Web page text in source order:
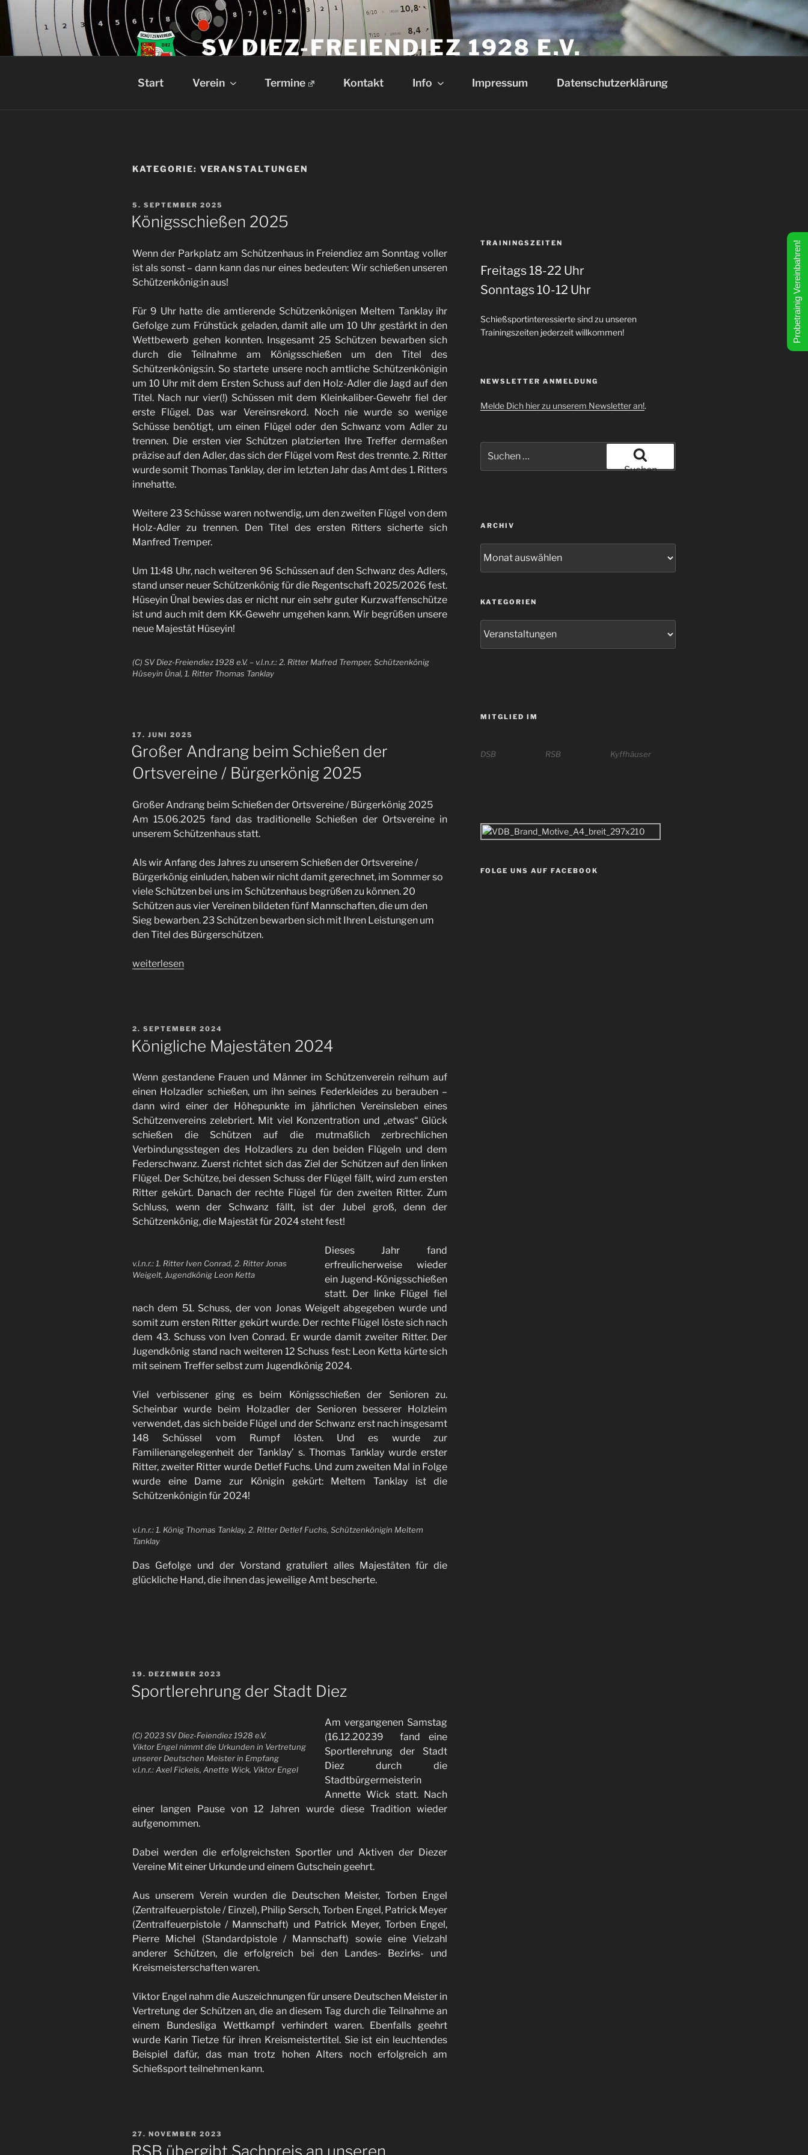
Zum
Inhalt
springen
SV DIEZ-FREIENDIEZ 1928 E.V.
Start Verein Termine Kontakt Info Impressum Datenschutzerklärung
KATEGORIE: VERANSTALTUNGEN
VERÖFFENTLICHT
AM
5. SEPTEMBER 2025
Königsschießen 2025
Wenn der Parkplatz am Schützenhaus in Freiendiez am Sonntag voller
ist als sonst – dann kann das nur eines bedeuten: Wir schießen unseren
Schützenkönig:in aus!
Für 9 Uhr hatte die amtierende Schützenkönigen Meltem Tanklay ihr
Gefolge zum Frühstück geladen, damit alle um 10 Uhr gestärkt in den
Wettbewerb gehen konnten. Insgesamt 25 Schützen bewarben sich
durch die Teilnahme am Königsschießen um den Titel des
Schützenkönigs:in. So startete unsere noch amtliche Schützenkönigin
um 10 Uhr mit dem Ersten Schuss auf den Holz-Adler die Jagd auf den
Titel. Nach nur vier(!) Schüssen mit dem Kleinkaliber-Gewehr fiel der
erste Flügel. Das war Vereinsrekord. Noch nie wurde so wenige
Schüsse benötigt, um einen Flügel oder den Schwanz vom Adler zu
trennen. Die ersten vier Schützen platzierten Ihre Treffer dermaßen
präzise auf den Adler, das sich der Flügel vom Rest des trennte. 2. Ritter
wurde somit Thomas Tanklay, der im letzten Jahr das Amt des 1. Ritters
innehatte.
Weitere 23 Schüsse waren notwendig, um den zweiten Flügel von dem
Holz-Adler zu trennen. Den Titel des ersten Ritters sicherte sich
Manfred Tremper.
Um 11:48 Uhr, nach weiteren 96 Schüssen auf den Schwanz des Adlers,
stand unser neuer Schützenkönig für die Regentschaft 2025/2026 fest.
Hüseyin Ünal bewies das er nicht nur ein sehr guter Kurzwaffenschütze
ist und auch mit dem KK-Gewehr umgehen kann. Wir begrüßen unsere
neue Majestät Hüseyin!
(C) SV Diez-Freiendiez 1928 e.V. – v.l.n.r.: 2. Ritter Mafred Tremper, Schützenkönig
Hüseyin Ünal, 1. Ritter Thomas Tanklay
VERÖFFENTLICHT
AM
17. JUNI 2025
Großer Andrang beim Schießen der
Ortsvereine / Bürgerkönig 2025
Großer Andrang beim Schießen der Ortsvereine / Bürgerkönig 2025
Am 15.06.2025 fand das traditionelle Schießen der Ortsvereine in
unserem Schützenhaus statt.
Als wir Anfang des Jahres zu unserem Schießen der Ortsvereine /
Bürgerkönig einluden, haben wir nicht damit gerechnet, im Sommer so
viele Schützen bei uns im Schützenhaus begrüßen zu können. 20
Schützen aus vier Vereinen bildeten fünf Mannschaften, die um den
Sieg bewarben. 23 Schützen bewarben sich mit Ihren Leistungen um
den Titel des Bürgerschützen.
„Großer
Ortsvereine
/
2025“
weiterlesen
VERÖFFENTLICHT
AM
2. SEPTEMBER 2024
Königliche Majestäten 2024
Wenn gestandene Frauen und Männer im Schützenverein reihum auf
einen Holzadler schießen, um ihn seines Federkleides zu berauben –
dann wird einer der Höhepunkte im jährlichen Vereinsleben eines
Schützenvereins zelebriert. Mit viel Konzentration und „etwas“ Glück
schießen die Schützen auf die mutmaßlich zerbrechlichen
Verbindungsstegen des Holzadlers zu den beiden Flügeln und dem
Federschwanz. Zuerst richtet sich das Ziel der Schützen auf den linken
Flügel. Der Schütze, bei dessen Schuss der Flügel fällt, wird zum ersten
Ritter gekürt. Danach der rechte Flügel für den zweiten Ritter. Zum
Schluss, wenn der Schwanz fällt, ist der Jubel groß, denn der
Schützenkönig, die Majestät für 2024 steht fest!
v.l.n.r.: 1. Ritter Iven Conrad, 2. Ritter Jonas
Weigelt, Jugendkönig Leon Ketta
Dieses Jahr fand
erfreulicherweise wieder
ein Jugend-Königsschießen
statt. Der linke Flügel fiel
nach dem 51. Schuss, der von Jonas Weigelt abgegeben wurde und
somit zum ersten Ritter gekürt wurde. Der rechte Flügel löste sich nach
dem 43. Schuss von Iven Conrad. Er wurde damit zweiter Ritter. Der
Jugendkönig stand nach weiteren 12 Schuss fest: Leon Ketta kürte sich
mit seinem Treffer selbst zum Jugendkönig 2024.
Viel verbissener ging es beim Königsschießen der Senioren zu.
Scheinbar wurde beim Holzadler der Senioren besserer Holzleim
verwendet, das sich beide Flügel und der Schwanz erst nach insgesamt
148 Schüssel vom Rumpf lösten. Und es wurde zur
Familienangelegenheit der Tanklay’ s. Thomas Tanklay wurde erster
Ritter, zweiter Ritter wurde Detlef Fuchs. Und zum zweiten Mal in Folge
wurde eine Dame zur Königin gekürt: Meltem Tanklay ist die
Schützenkönigin für 2024!
v.l.n.r.: 1. König Thomas Tanklay, 2. Ritter Detlef Fuchs, Schützenkönigin Meltem
Tanklay
Das Gefolge und der Vorstand gratuliert alles Majestäten für die
glückliche Hand, die ihnen das jeweilige Amt bescherte.
VERÖFFENTLICHT
AM
19. DEZEMBER 2023
Sportlerehrung der Stadt Diez
(C) 2023 SV Diez-Feiendiez 1928 e.V.
Viktor Engel nimmt die Urkunden in Vertretung
unserer Deutschen Meister in Empfang
v.l.n.r.: Axel Fickeis, Anette Wick, Viktor Engel
Am vergangenen Samstag
(16.12.20239 fand eine
Sportlerehrung der Stadt
Diez durch die
Stadtbürgermeisterin
Annette Wick statt. Nach
einer langen Pause von 12 Jahren wurde diese Tradition wieder
aufgenommen.
Dabei werden die erfolgreichsten Sportler und Aktiven der Diezer
Vereine Mit einer Urkunde und einem Gutschein geehrt.
Aus unserem Verein wurden die Deutschen Meister, Torben Engel
(Zentralfeuerpistole / Einzel), Philip Sersch, Torben Engel, Patrick Meyer
(Zentralfeuerpistole / Mannschaft) und Patrick Meyer, Torben Engel,
Pierre Michel (Standardpistole / Mannschaft) sowie eine Vielzahl
anderer Schützen, die erfolgreich bei den Landes- Bezirks- und
Kreismeisterschaften waren.
Viktor Engel nahm die Auszeichnungen für unsere Deutschen Meister in
Vertretung der Schützen an, die an diesem Tag durch die Teilnahme an
einem Bundesliga Wettkampf verhindert waren. Ebenfalls geehrt
wurde Karin Tietze für ihren Kreismeistertitel. Sie ist ein leuchtendes
Beispiel dafür, das man trotz hohen Alters noch erfolgreich am
Schießsport teilnehmen kann.
VERÖFFENTLICHT
AM
27. NOVEMBER 2023
RSB übergibt Sachpreis an unseren
TRAININGSZEITEN
Freitags 18-22 Uhr
Sonntags 10-12 Uhr
Schießsportinteressierte sind zu unseren
Trainingszeiten jederzeit willkommen!
NEWSLETTER ANMELDUNG
Melde Dich hier zu unserem Newsletter an!.
nach:
Suchen
ARCHIV
KATEGORIEN
MITGLIED IM
DSB RSB Kyffhäuser
FOLGE UNS AUF FACEBOOK
Probetrainig Vereinbahren!